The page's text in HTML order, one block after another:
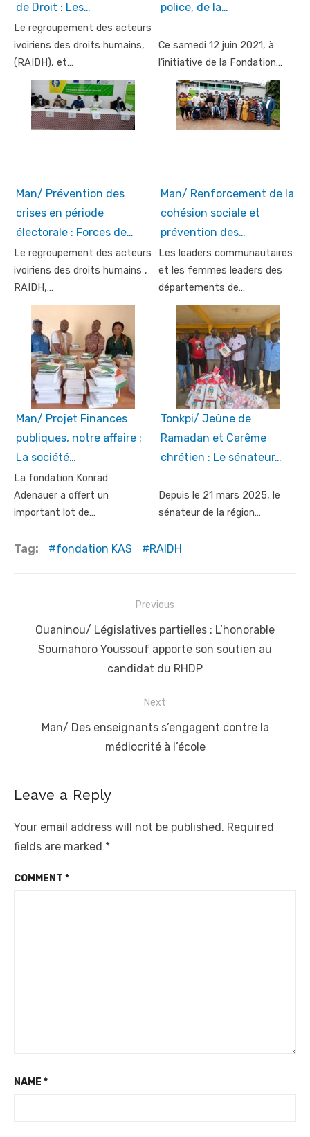
de Droit : Les…
Le regroupement des acteurs
ivoiriens des droits humains,
(RAIDH), et…
police, de la…
Ce samedi 12 juin 2021, à
l’initiative de la Fondation…
Man/ Prévention des
crises en période
électorale : Forces de…
Le regroupement des acteurs
ivoiriens des droits humains ,
RAIDH,…
Man/ Renforcement de la
cohésion sociale et
prévention des…
Les leaders communautaires
et les femmes leaders des
départements de…
Man/ Projet Finances
publiques, notre affaire :
La société…
La fondation Konrad
Adenauer a offert un
important lot de…
Tonkpi/ Jeûne de
Ramadan et Carême
chrétien : Le sénateur…
Depuis le 21 mars 2025, le
sénateur de la région…
Tag: fondation KAS RAIDH
navigation
Previous
Previous
post:
Ouaninou/ Législatives partielles : L’honorable
Soumahoro Youssouf apporte son soutien au
candidat du RHDP
Next
NextMan/ Des enseignants s’engagent contre la
médiocrité à l’école
Leave a Reply
Your email address will not be published. Required
fields are marked *
COMMENT *
NAME *